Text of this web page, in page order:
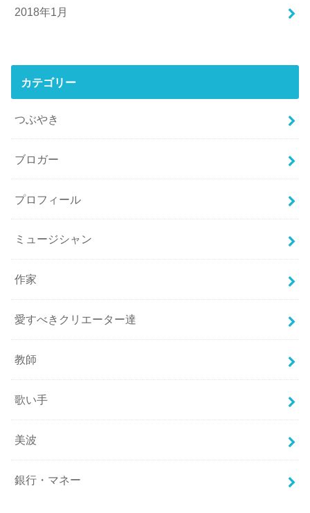
2018年1月
カテゴリー
つぶやき
ブロガー
プロフィール
ミュージシャン
作家
愛すべきクリエーター達
教師
歌い手
美波
銀行・マネー